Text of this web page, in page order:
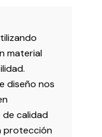
material
diseño nos
de calidad
protección